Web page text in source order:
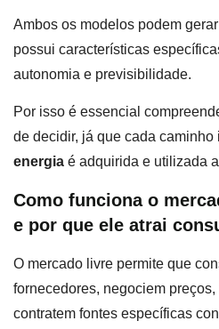
Ambos os modelos podem
possui características
autonomia e previsibilidade.
Por isso é essencial
de decidir, já que cada caminho
energia é adquirida e utilizada
Como funciona o
e por que ele atrai
O mercado livre permite que
fornecedores, negociem
contratem fontes específicas